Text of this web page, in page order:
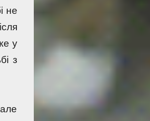
не
у